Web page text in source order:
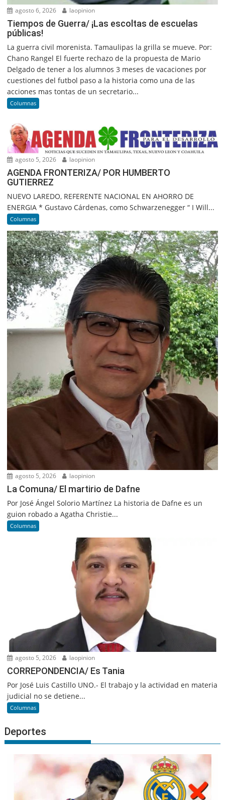
agosto 6, 2026 laopinion
Tiempos de Guerra/ ¡Las escoltas de escuelas
públicas!
La guerra civil morenista. Tamaulipas la grilla se mueve. Por:
Chano Rangel El fuerte rechazo de la propuesta de Mario
Delgado de tener a los alumnos 3 meses de vacaciones por
cuestiones del futbol paso a la historia como una de las
acciones mas tontas de un secretario...
Columnas
agosto 5, 2026 laopinion
AGENDA FRONTERIZA/ POR HUMBERTO
GUTIERREZ
NUEVO LAREDO, REFERENTE NACIONAL EN AHORRO DE
ENERGIA * Gustavo Cárdenas, como Schwarzenegger “ I Will...
Columnas
agosto 5, 2026 laopinion
La Comuna/ El martirio de Dafne
Por José Ángel Solorio Martínez La historia de Dafne es un
guion robado a Agatha Christie...
Columnas
agosto 5, 2026 laopinion
CORREPONDENCIA/ Es Tania
Por José Luis Castillo UNO.- El trabajo y la actividad en materia
judicial no se detiene...
Columnas
Deportes